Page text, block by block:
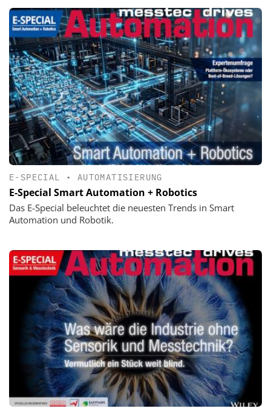
E-SPECIAL • AUTOMATISIERUNG
E-Special Smart Automation + Robotics
Das E-Special beleuchtet die neuesten Trends in Smart
Automation und Robotik.